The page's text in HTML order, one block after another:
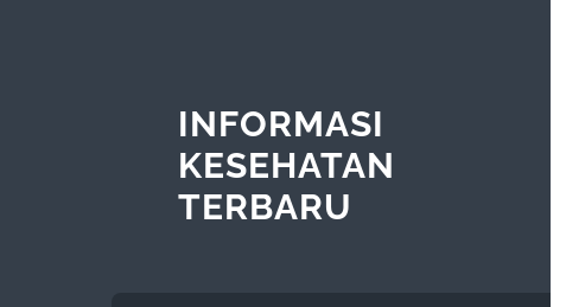
INFORMASI
KESEHATAN
TERBARU